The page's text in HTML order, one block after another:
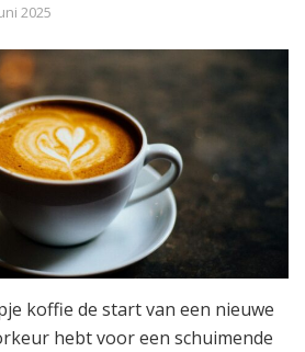
2025
koffie de start van een nieuwe
hebt voor een schuimende